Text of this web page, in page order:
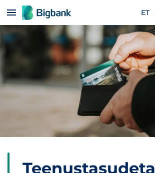
Hüppa sisu juurde ET
Teenustasudeta